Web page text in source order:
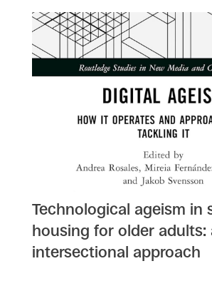
Technological ageism in
housing for older adults:
intersectional approach